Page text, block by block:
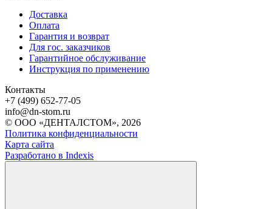
Доставка
Оплата
Гарантия и возврат
Для гос. заказчиков
Гарантийное обслуживание
Инструкция по применению
Контакты
+7 (499) 652-77-05
info@dn-stom.ru
© ООО «ДЕНТАЛСТОМ», 2026
Политика конфиденциальности
Карта сайта
Разработано в Indexis